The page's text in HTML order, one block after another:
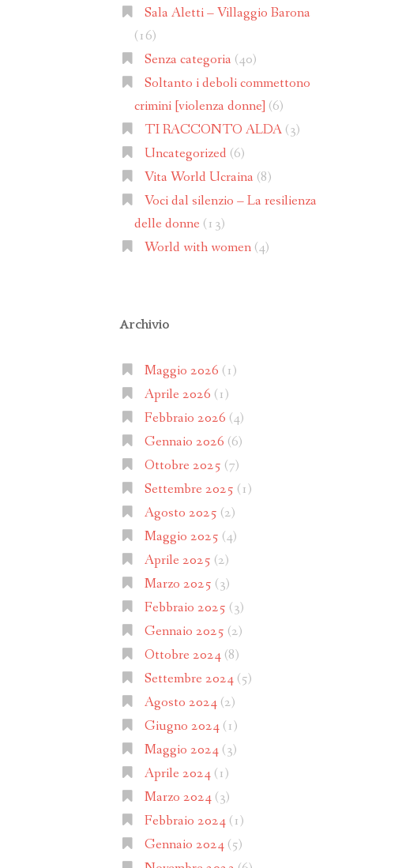
Sala Aletti – Villaggio Barona
(16)
Senza categoria (40)
Soltanto i deboli commettono
crimini [violenza donne] (6)
TI RACCONTO ALDA(3)
Uncategorized (6)
Vita World Ucraina (8)
Voci dal silenzio – La resilienza
delle donne (13)
World with women(4)
Archivio
Maggio 2026 (1)
Aprile 2026 (1)
Febbraio 2026 (4)
Gennaio 2026 (6)
Ottobre 2025 (7)
Settembre 2025 (1)
Agosto 2025 (2)
Maggio 2025 (4)
Aprile 2025 (2)
Marzo 2025 (3)
Febbraio 2025 (3)
Gennaio 2025 (2)
Ottobre 2024(8)
Settembre 2024(5)
Agosto 2024(2)
Giugno 2024(1)
Maggio 2024(3)
Aprile 2024(1)
Marzo 2024(3)
Febbraio 2024(1)
Gennaio 2024(5)